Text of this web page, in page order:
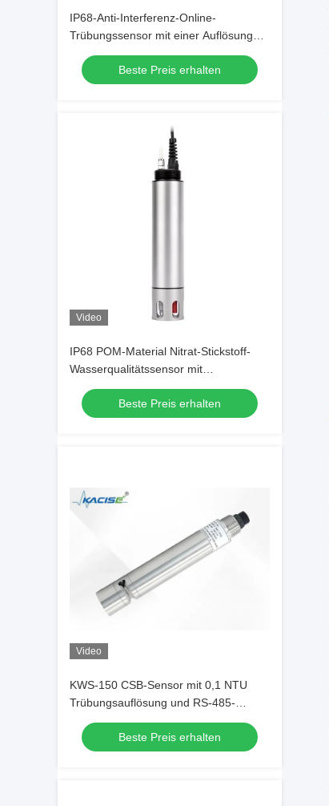
IP68-Anti-Interferenz-Online-
Trübungssensor mit einer Auflösung
von 0,1 NTU für die industrielle
Überwachung der Wasserqualität
Beste Preis erhalten
Video
IP68 POM-Material Nitrat-Stickstoff-
Wasserqualitätssensor mit
ionenselektiver Elektrodenmethode
Beste Preis erhalten
Video
KWS-150 CSB-Sensor mit 0,1 NTU
Trübungsauflösung und RS-485-
Ausgang mit UV-Absorption bei zwei
WellenlängenBeste Preis erhalten